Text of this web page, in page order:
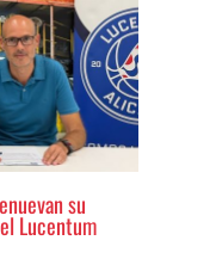
su
Lucentum